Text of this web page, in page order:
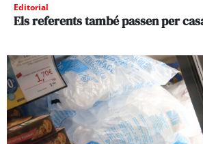
Editorial
Els referents també passen per